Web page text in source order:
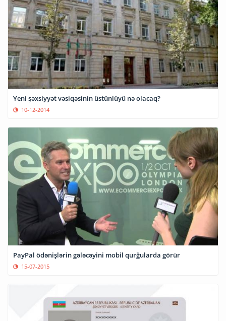
Yeni şəxsiyyət vəsiqəsinin üstünlüyü nə olacaq?
10-12-2014
PayPal ödənişlərin gələcəyini mobil qurğularda görür
15-07-2015